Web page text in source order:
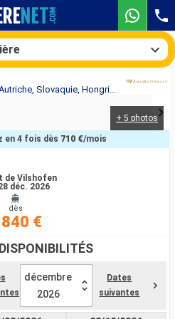
Croisière AmaBella : Allemagne, Autriche, Slovaquie, Hongrie au départ de Vilshofen
+ 5 photos
de Vilshofen
déc. 2026
dès
€
en 4 fois dès 710 €/mois
décembre
2026
Dates
suivantes
Compagnies